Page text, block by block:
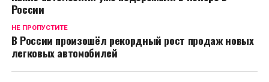
России
НЕ ПРОПУСТИТЕ
В России произошёл рекордный рост продаж новых
легковых автомобилей